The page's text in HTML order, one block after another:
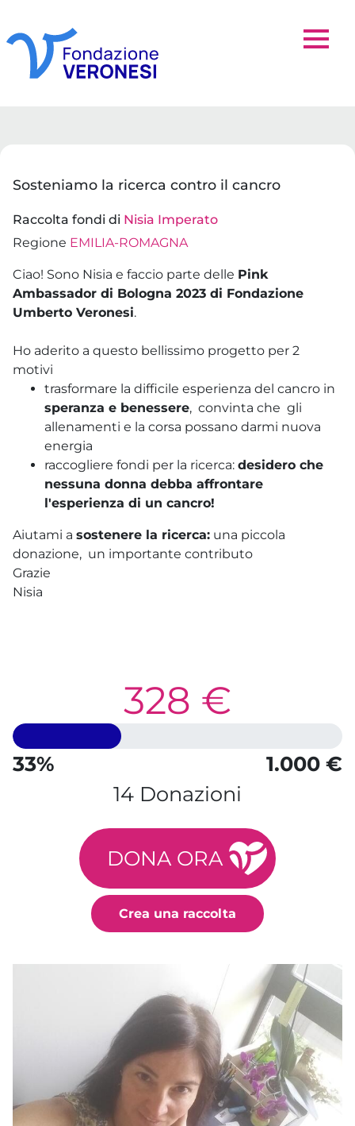
Sosteniamo la ricerca contro il cancro
Raccolta fondi di Nisia Imperato
Regione EMILIA-ROMAGNA
Ciao! Sono Nisia e faccio parte delle Pink
Ambassador di Bologna 2023 di Fondazione
Umberto Veronesi.
Ho aderito a questo bellissimo progetto per 2
motivi
trasformare la difficile esperienza del cancro in
speranza e benessere, convinta che gli
allenamenti e la corsa possano darmi nuova
energia
raccogliere fondi per la ricerca: desidero che
nessuna donna debba affrontare
l'esperienza di un cancro!
Aiutami a sostenere la ricerca: una piccola
donazione, un importante contributo
Grazie
Nisia
328 €
33%
1.000 €
14 Donazioni
DONA ORA
Crea una raccolta